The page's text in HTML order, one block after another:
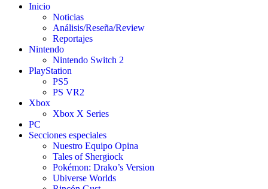
Inicio
Noticias
Análisis/Reseña/Review
Reportajes
Nintendo
Nintendo Switch 2
PlayStation
PS5
PS VR2
Xbox
Xbox X Series
PC
Secciones especiales
Nuestro Equipo Opina
Tales of Shergiock
Pokémon: Drako’s Version
Ubiverse Worlds